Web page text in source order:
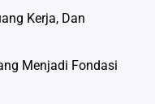
Kerja, Dan
Menjadi Fondasi